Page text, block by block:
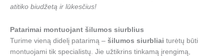
atitiko biudžetą ir lūkesčius!
Patarimai montuojant šilumos siurblius
Turime vieną didelį patarimą – šilumos siurbliai turėtų būti
montuojami tik specialistų. Jie užtikrins tinkamą įrengimą,